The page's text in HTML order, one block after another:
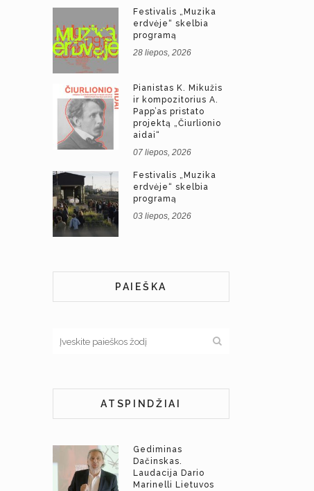
Festivalis „Muzika
erdvėje“ skelbia
programą
28 liepos, 2026
Pianistas K. Mikužis
ir kompozitorius A.
Papp’as pristato
projektą „Čiurlionio
aidai“
07 liepos, 2026
Festivalis „Muzika
erdvėje“ skelbia
programą
03 liepos, 2026
PAIEŠKA
ATSPINDŽIAI
Gediminas
Dačinskas.
Laudacija Dario
Marinelli Lietuvos